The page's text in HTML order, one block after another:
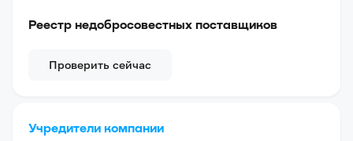
Реестр недобросовестных поставщиков
Проверить сейчас
Учредители компании